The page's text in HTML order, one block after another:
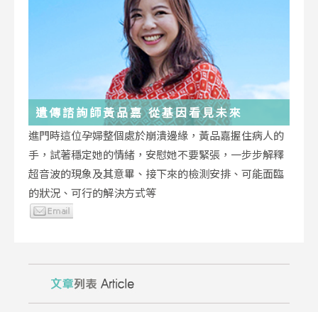
遺傳諮詢師黃品嘉 從基因看見未來
進門時這位孕婦整個處於崩潰邊緣，黃品嘉握住病人的
手，試著穩定她的情緒，安慰她不要緊張，一步步解釋
超音波的現象及其意畢、接下來的檢測安排、可能面臨
的狀況、可行的解決方式等